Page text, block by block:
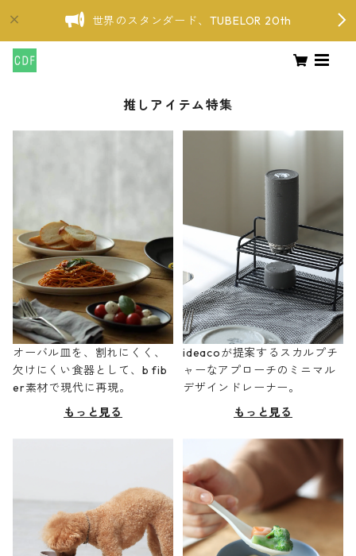
世界のスタンダード、TUBELOR 20th
推しアイテム特集
オーバル皿を、割れにくく、
欠けにくい食器として、b fib
er素材で現代に再現。
もっと見る
ideacoが提案するスカルプチ
ャーなアプローチのミニマル
デザインドレーナー。
もっと見る